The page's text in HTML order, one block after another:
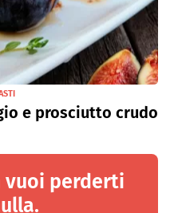
e prosciutto crudo
vuoi perderti